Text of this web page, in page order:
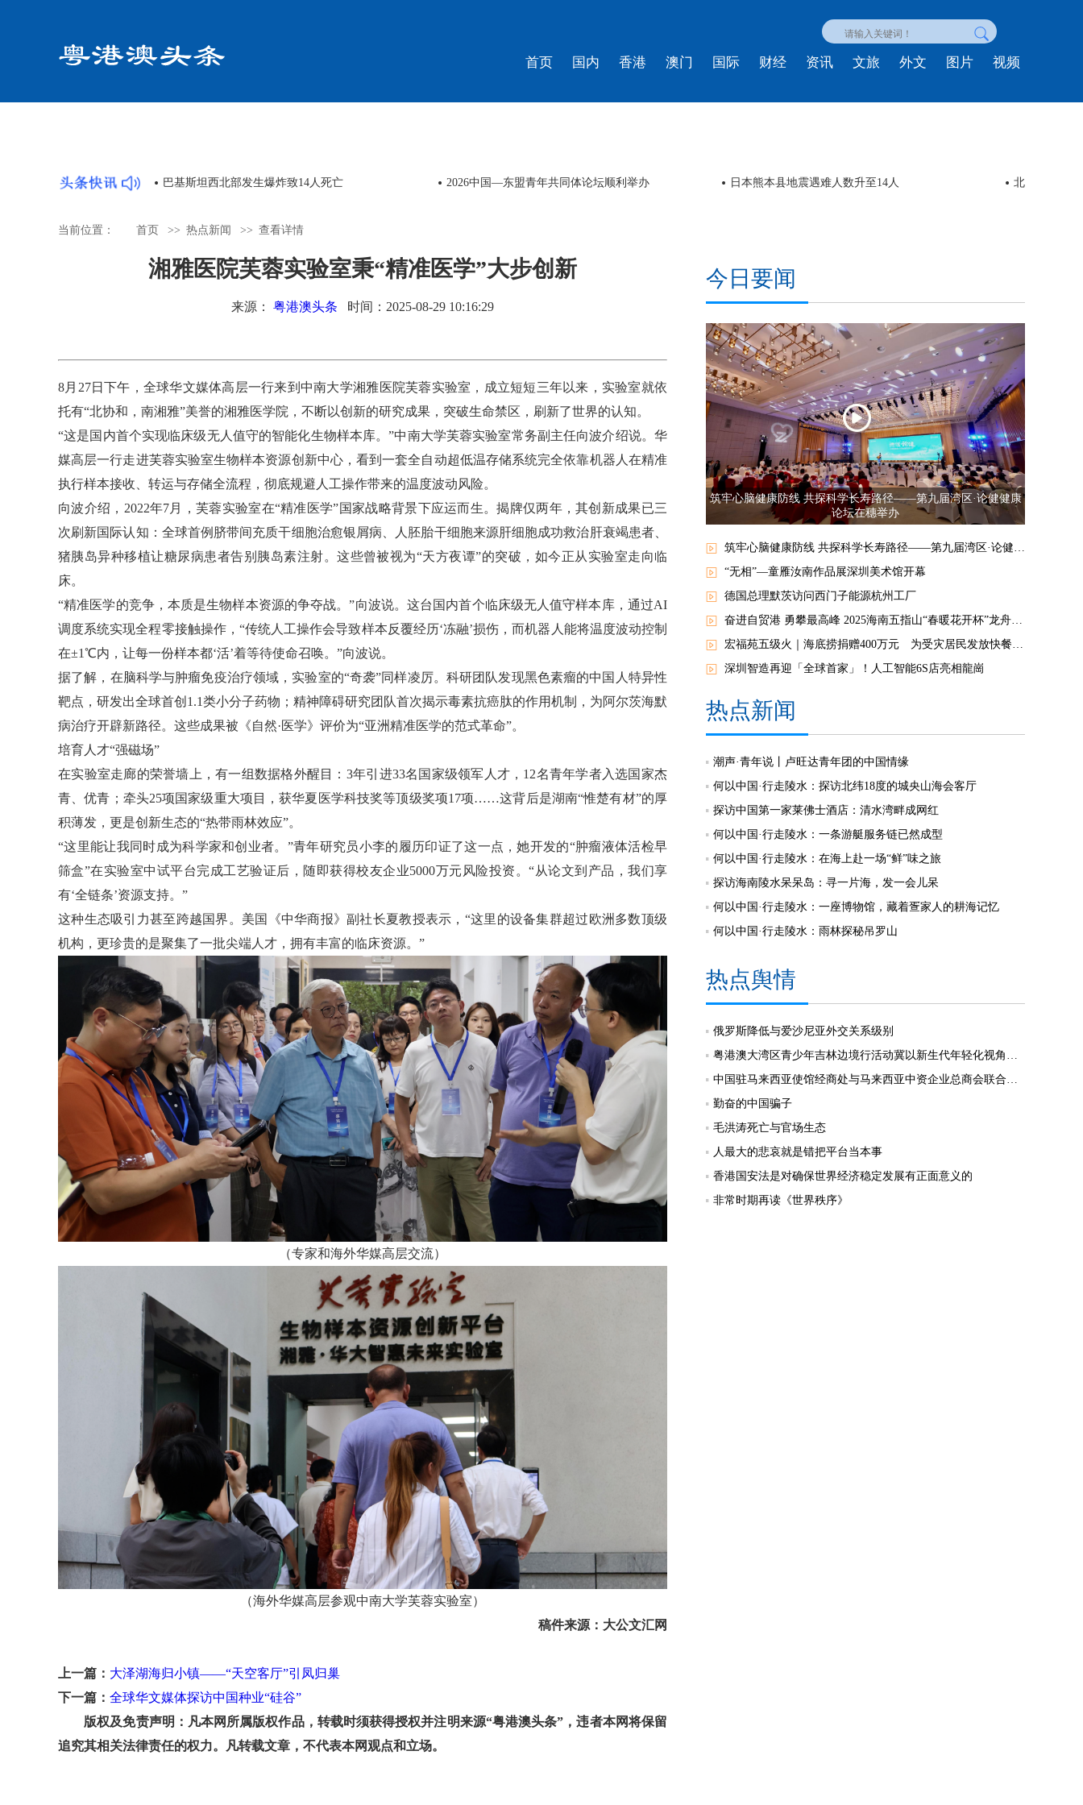
首页 国内 香港 澳门 国际 财经 资讯 文旅 外文 图片 视频
体论坛顺利举办 日本熊本县地震遇难人数升至14人 北京东西城联合发布“中轴线上”焕新绽彩行动计划 委内瑞拉强震遇难人数上升至5546人 联合国人权
当前位置： 首页 >> 热点新闻 >> 查看详情
湘雅医院芙蓉实验室秉“精准医学”大步创新
来源： 粤港澳头条 时间：2025-08-29 10:16:29
8月27日下午，全球华文媒体高层一行来到中南大学湘雅医院芙蓉实验室，成立短短三年以来，实验室就依
托有“北协和，南湘雅”美誉的湘雅医学院，不断以创新的研究成果，突破生命禁区，刷新了世界的认知。
“这是国内首个实现临床级无人值守的智能化生物样本库。”中南大学芙蓉实验室常务副主任向波介绍说。华
媒高层一行走进芙蓉实验室生物样本资源创新中心，看到一套全自动超低温存储系统完全依靠机器人在精准
执行样本接收、转运与存储全流程，彻底规避人工操作带来的温度波动风险。
向波介绍，2022年7月，芙蓉实验室在“精准医学”国家战略背景下应运而生。揭牌仅两年，其创新成果已三
次刷新国际认知：全球首例脐带间充质干细胞治愈银屑病、人胚胎干细胞来源肝细胞成功救治肝衰竭患者、
猪胰岛异种移植让糖尿病患者告别胰岛素注射。这些曾被视为“天方夜谭”的突破，如今正从实验室走向临
床。
“精准医学的竞争，本质是生物样本资源的争夺战。”向波说。这台国内首个临床级无人值守样本库，通过AI
调度系统实现全程零接触操作，“传统人工操作会导致样本反覆经历‘冻融’损伤，而机器人能将温度波动控制
在±1℃内，让每一份样本都‘活’着等待使命召唤。”向波说。
据了解，在脑科学与肿瘤免疫治疗领域，实验室的“奇袭”同样凌厉。科研团队发现黑色素瘤的中国人特异性
靶点，研发出全球首创1.1类小分子药物；精神障碍研究团队首次揭示毒素抗癌肽的作用机制，为阿尔茨海默
病治疗开辟新路径。这些成果被《自然·医学》评价为“亚洲精准医学的范式革命”。
培育人才“强磁场”
在实验室走廊的荣誉墙上，有一组数据格外醒目：3年引进33名国家级领军人才，12名青年学者入选国家杰
青、优青；牵头25项国家级重大项目，获华夏医学科技奖等顶级奖项17项……这背后是湖南“惟楚有材”的厚
积薄发，更是创新生态的“热带雨林效应”。
“这里能让我同时成为科学家和创业者。”青年研究员小李的履历印证了这一点，她开发的“肿瘤液体活检早
筛盒”在实验室中试平台完成工艺验证后，随即获得校友企业5000万元风险投资。“从论文到产品，我们享
有‘全链条’资源支持。”
这种生态吸引力甚至跨越国界。美国《中华商报》副社长夏教授表示，“这里的设备集群超过欧洲多数顶级
机构，更珍贵的是聚集了一批尖端人才，拥有丰富的临床资源。”
（专家和海外华媒高层交流）
（海外华媒高层参观中南大学芙蓉实验室）
稿件来源：大公文汇网
上一篇： 大泽湖海归小镇——“天空客厅”引凤归巢
下一篇： 全球华文媒体探访中国种业“硅谷”
版权及免责声明：凡本网所属版权作品，转载时须获得授权并注明来源“粤港澳头条”，违者本网将保留
追究其相关法律责任的权力。凡转载文章，不代表本网观点和立场。
今日要闻
筑牢心脑健康防线 共探科学长寿路径——第九届湾区·论健健康
论坛在穗举办
筑牢心脑健康防线 共探科学长寿路径——第九届湾区·论健健康论坛在穗举办
“无相”—童雁汝南作品展深圳美术馆开幕
德国总理默茨访问西门子能源杭州工厂
奋进自贸港 勇攀最高峰 2025海南五指山“春暖花开杯”龙舟邀请赛开赛
宏福苑五级火｜海底捞捐赠400万元 为受灾居民发放快餐食物
深圳智造再迎「全球首家」！人工智能6S店亮相龍崗
热点新闻
潮声·青年说丨卢旺达青年团的中国情缘
何以中国·行走陵水：探访北纬18度的城央山海会客厅
探访中国第一家莱佛士酒店：清水湾畔成网红
何以中国·行走陵水：一条游艇服务链已然成型
何以中国·行走陵水：在海上赴一场“鲜”味之旅
探访海南陵水呆呆岛：寻一片海，发一会儿呆
何以中国·行走陵水：一座博物馆，藏着疍家人的耕海记忆
何以中国·行走陵水：雨林探秘吊罗山
热点舆情
俄罗斯降低与爱沙尼亚外交关系级别
粤港澳大湾区青少年吉林边境行活动冀以新生代年轻化视角见证发展
中国驻马来西亚使馆经商处与马来西亚中资企业总商会联合举办“中国经济发展”线上讲座
勤奋的中国骗子
毛洪涛死亡与官场生态
人最大的悲哀就是错把平台当本事
香港国安法是对确保世界经济稳定发展有正面意义的
非常时期再读《世界秩序》